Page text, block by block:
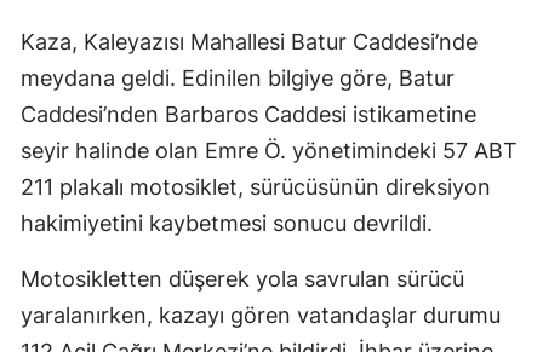
Kaza, Kaleyazısı Mahallesi Batur Caddesi’nde
meydana geldi. Edinilen bilgiye göre, Batur
Caddesi’nden Barbaros Caddesi istikametine
seyir halinde olan Emre Ö. yönetimindeki 57 ABT
211 plakalı motosiklet, sürücüsünün direksiyon
hakimiyetini kaybetmesi sonucu devrildi.
Motosikletten düşerek yola savrulan sürücü
yaralanırken, kazayı gören vatandaşlar durumu